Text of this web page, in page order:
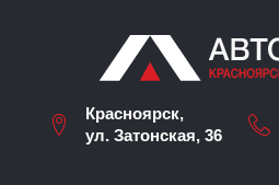
Красноярск,
ул. Затонская, 36